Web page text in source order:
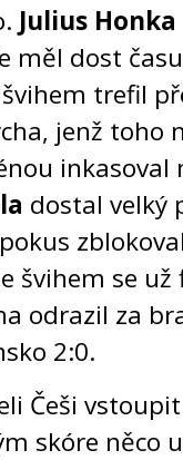
Julius Honka
měl dost
trefil
jenž toho
inkasoval
dostal velký
švihem se
odrazil za
2:0.
Češi
skóre něco